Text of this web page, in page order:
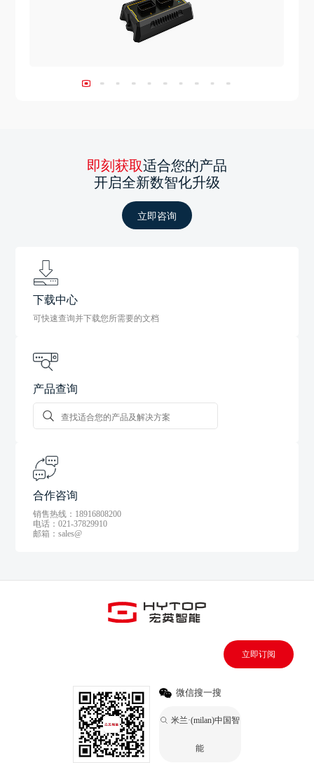
即刻获取适合您的产品
开启全新数智化升级
立即咨询
下载中心
可快速查询并下载您所需要的文档
产品查询
合作咨询
销售热线：18916808200
电话：021-37829910
邮箱：sales@
立即订阅
微信搜一搜
米兰·(milan)中国智
能